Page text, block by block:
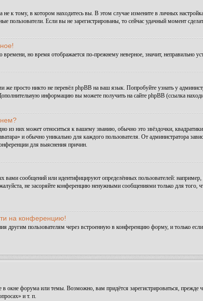
к тому, в котором находитесь вы. В этом случае измените в личных
пользователи. Если вы не зарегистрированы, то сейчас удачный момент
но время отображается по-прежнему неверное, значит, неправильно
просто никто не перевёл phpBB на ваш язык. Попробуйте узнать у
информацию вы можете получить на сайте phpBB (ссылка
из них может относиться к вашему званию, обычно это звёздочки,
и обычно уникально для каждого пользователя. От администратора
для выяснения причин.
сообщений или идентифицируют определённых пользователей:
не засоряйте конференцию ненужными сообщениями только для
на конференцию!
другим пользователям через встроенную в конференцию форму, и только
форума или темы. Возможно, вам придётся зарегистрироваться, прежде
и т. п.